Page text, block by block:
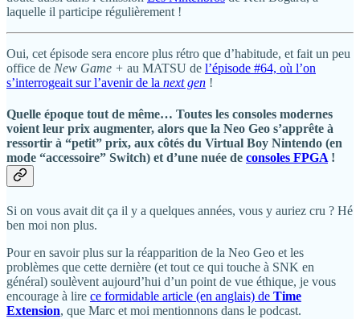
laquelle il participe régulièrement !
Oui, cet épisode sera encore plus rétro que d’habitude, et fait un peu
office de New Game + au MATSU de l’épisode #64, où l’on
s’interrogeait sur l’avenir de la next gen !
Quelle époque tout de même… Toutes les consoles modernes
voient leur prix augmenter, alors que la Neo Geo s’apprête à
ressortir à “petit” prix, aux côtés du Virtual Boy Nintendo (en
mode “accessoire” Switch) et d’une nuée de consoles FPGA !
Si on vous avait dit ça il y a quelques années, vous y auriez cru ? Hé
ben moi non plus.
Pour en savoir plus sur la réapparition de la Neo Geo et les
problèmes que cette dernière (et tout ce qui touche à SNK en
général) soulèvent aujourd’hui d’un point de vue éthique, je vous
encourage à lire ce formidable article (en anglais) de Time
Extension, que Marc et moi mentionnons dans le podcast.